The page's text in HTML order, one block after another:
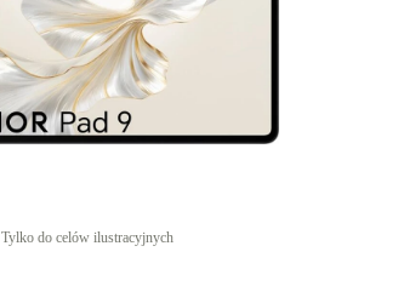
Tylko do celów ilustracyjnych